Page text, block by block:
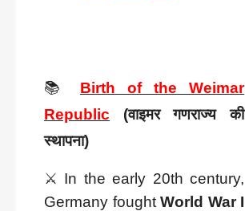
📚 Birth of the Weimar
Republic (वाइमर गणराज्य की
स्थापना)
⚔️ In the early 20th century,
Germany fought World War I